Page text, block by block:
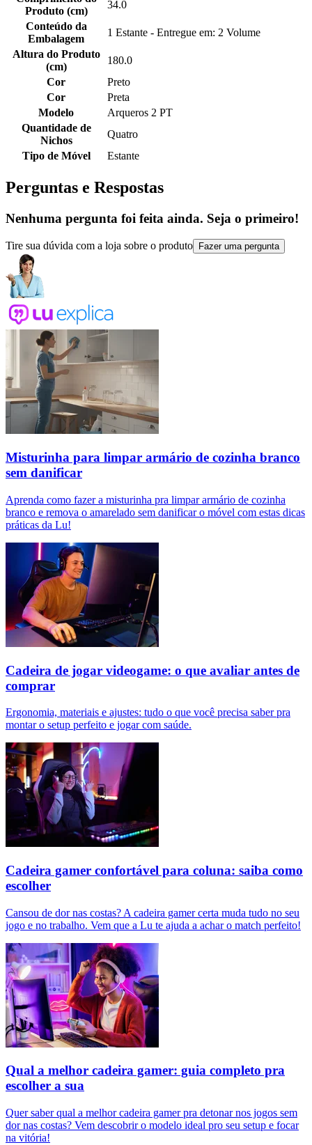
Produto (cm)
34.0
Conteúdo da
Embalagem
1 Estante - Entregue em: 2 Volume
Altura do Produto
(cm)
180.0
Cor
Preto
Cor
Preta
Modelo
Arqueros 2 PT
Quantidade de
Nichos
Quatro
Tipo de Móvel
Estante
Perguntas e Respostas
Nenhuma pergunta foi feita ainda. Seja o primeiro!
Tire sua dúvida com a loja sobre o produto Fazer uma pergunta
Misturinha para limpar armário de cozinha branco
sem danificar
Aprenda como fazer a misturinha pra limpar armário de cozinha
branco e remova o amarelado sem danificar o móvel com estas dicas
práticas da Lu!
Cadeira de jogar videogame: o que avaliar antes de
comprar
Ergonomia, materiais e ajustes: tudo o que você precisa saber pra
montar o setup perfeito e jogar com saúde.
Cadeira gamer confortável para coluna: saiba como
escolher
Cansou de dor nas costas? A cadeira gamer certa muda tudo no seu
jogo e no trabalho. Vem que a Lu te ajuda a achar o match perfeito!
Qual a melhor cadeira gamer: guia completo pra
escolher a sua
Quer saber qual a melhor cadeira gamer pra detonar nos jogos sem
dor nas costas? Vem descobrir o modelo ideal pro seu setup e focar
na vitória!